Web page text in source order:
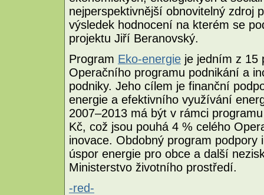
nejperspektivnější obnovitelný zdroj
výsledek hodnocení na kterém se
projektu Jiří Beranovský.
Program Eko-energie je jedním z 15
Operačního programu podnikání a
podniky. Jeho cílem je finanční
energie a efektivního využívání
2007–2013 má být v rámci
Kč, což jsou pouhá 4 % celého
inovace. Obdobný program
úspor energie pro obce a další
Ministerstvo životního prostředí.
-red-